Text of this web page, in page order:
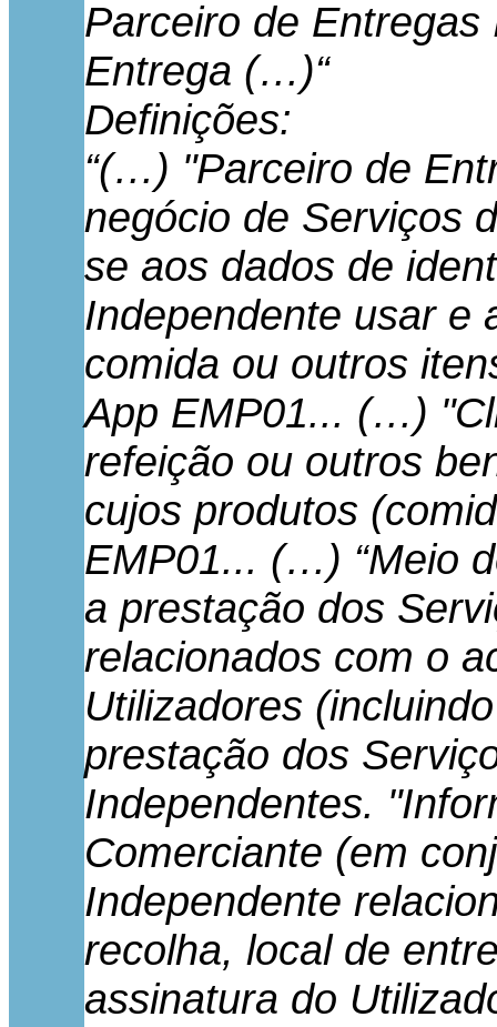
Parceiro de
Entrega (…)“
Definições:
“(…) "Parceiro de
negócio de Serviços
se aos dados de
Independente usar e
comida ou outros
App EMP01... (…)
refeição ou outros
cujos produtos
EMP01... (…) “Meio
a prestação dos
relacionados com o
Utilizadores
prestação dos
Independentes.
Comerciante (em
Independente
recolha, local de
assinatura do